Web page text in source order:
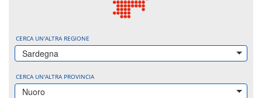
CERCA UN'ALTRA REGIONE
Sardegna
CERCA UN'ALTRA PROVINCIA
Nuoro